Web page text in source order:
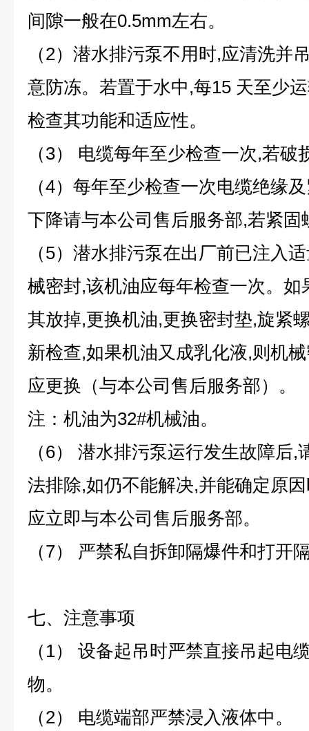
间隙一般在0.5mm左右。
（2）潜水排污泵不用时,应清洗并
意防冻。若置于水中,每15 天至少
检查其功能和适应性。
（3） 电缆每年至少检查一次,若破
（4）每年至少检查一次电缆绝缘
下降请与本公司售后服务部,若紧
（5）潜水排污泵在出厂前已注入
械密封,该机油应每年检查一次。
其放掉,更换机油,更换密封垫,旋紧
新检查,如果机油又成乳化液,则机
应更换（与本公司售后服务部）。
注：机油为32#机械油。
（6） 潜水排污泵运行发生故障后
法排除,如仍不能解决,并能确定原
应立即与本公司售后服务部。
（7） 严禁私自拆卸隔爆件和打开
七、注意事项
（1） 设备起吊时严禁直接吊起电
物。
（2） 电缆端部严禁浸入液体中。